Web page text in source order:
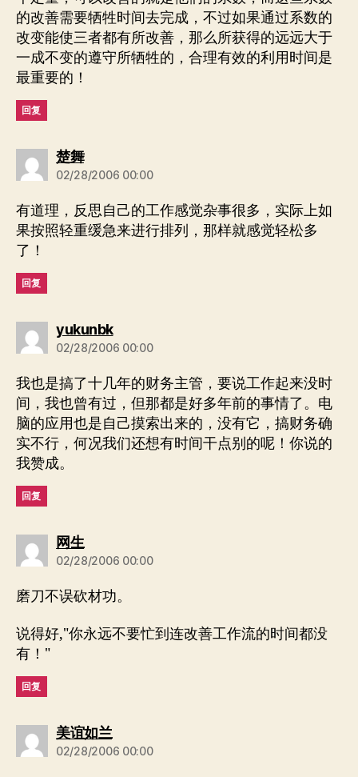
的改善需要牺牲时间去完成，不过如果通过系数的
改变能使三者都有所改善，那么所获得的远远大于
一成不变的遵守所牺牲的，合理有效的利用时间是
最重要的！
回复
楚舞说：
02/28/2006 00:00
有道理，反思自己的工作感觉杂事很多，实际上如
果按照轻重缓急来进行排列，那样就感觉轻松多
了！
回复
yukunbk说：
02/28/2006 00:00
我也是搞了十几年的财务主管，要说工作起来没时
间，我也曾有过，但那都是好多年前的事情了。电
脑的应用也是自己摸索出来的，没有它，搞财务确
实不行，何况我们还想有时间干点别的呢！你说的
我赞成。
回复
网生说：
02/28/2006 00:00
磨刀不误砍材功。
说得好,"你永远不要忙到连改善工作流的时间都没
有！"
回复
美谊如兰说：
02/28/2006 00:00